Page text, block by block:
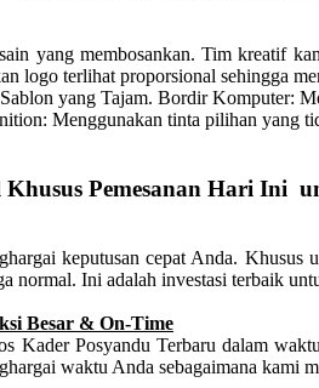
yang membosankan. Tim kreatif
logo terlihat proporsional sehingga
yang Tajam. Bordir Komputer:
Menggunakan tinta pilihan yang
Khusus Pemesanan Hari Ini
keputusan cepat Anda.
normal. Ini adalah investasi terbaik
Besar & On-Time
Kader Posyandu Terbaru dalam
waktu Anda sebagaimana kami